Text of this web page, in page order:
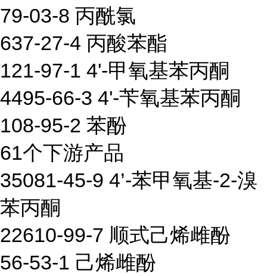
79-03-8 丙酰氯
637-27-4 丙酸苯酯
121-97-1 4'-甲氧基苯丙酮
4495-66-3 4'-苄氧基苯丙酮
108-95-2 苯酚
61个下游产品
35081-45-9 4’-苯甲氧基-2-溴
苯丙酮
22610-99-7 顺式己烯雌酚
56-53-1 己烯雌酚